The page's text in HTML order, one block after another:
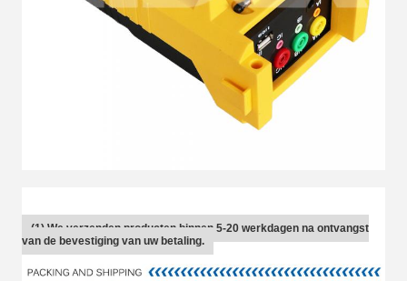
(1) We verzenden producten binnen 5-20 werkdagen na ontvangst
van de bevestiging van uw betaling.